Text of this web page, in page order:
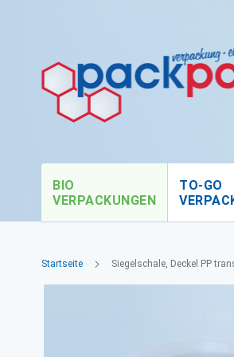
BIO
VERPACKUNGEN
TO-GO
Startseite Siegelschale, Deckel PP